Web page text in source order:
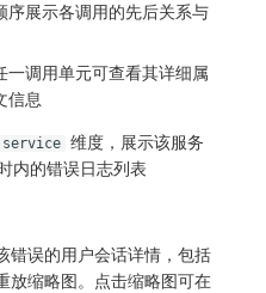
序展示各调用的先后关系与
一调用单元可查看其详细属
信息
service 维度，展示该服务
内的错误日志列表
错误的用户会话详情，包括
放缩略图。点击缩略图可在